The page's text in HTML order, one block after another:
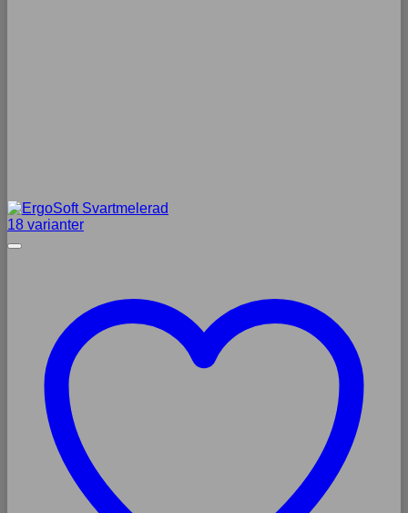
18 varianter